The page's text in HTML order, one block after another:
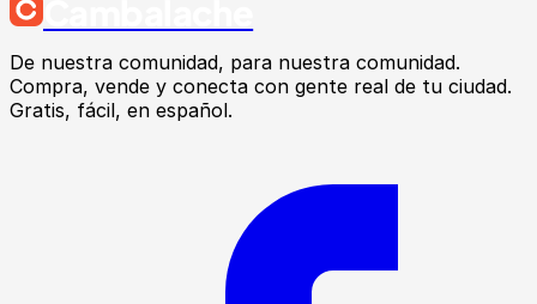
De nuestra comunidad, para nuestra comunidad.
Compra, vende y conecta con gente real de tu ciudad.
Gratis, fácil, en español.